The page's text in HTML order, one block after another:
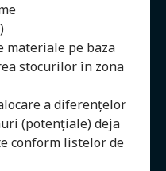
materiale pe baza
stocurilor în zona
a diferențelor
(potențiale) deja
conform listelor de